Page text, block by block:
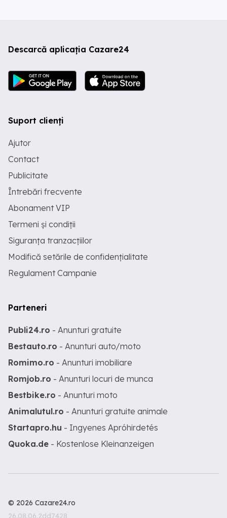
Descarcă aplicația Cazare24
Suport clienți
Ajutor
Contact
Publicitate
Întrebări frecvente
Abonament VIP
Termeni și condiții
Siguranța tranzacțiilor
Modifică setările de confidențialitate
Regulament Campanie
Parteneri
Publi24.ro - Anunturi gratuite
Bestauto.ro - Anunturi auto/moto
Romimo.ro - Anunturi imobiliare
Romjob.ro - Anunturi locuri de munca
Bestbike.ro - Anunturi moto
Animalutul.ro - Anunturi gratuite animale
Startapro.hu - Ingyenes Apróhirdetés
Quoka.de - Kostenlose Kleinanzeigen
© 2026 Cazare24.ro
26.08.06.2dd7428